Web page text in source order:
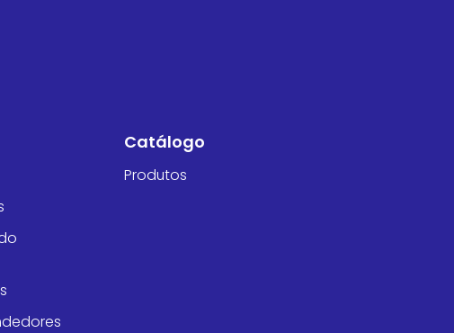
Catálogo
Produtos